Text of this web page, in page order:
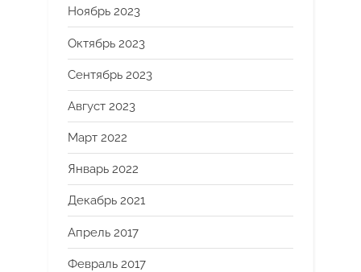
Ноябрь 2023
Октябрь 2023
Сентябрь 2023
Август 2023
Март 2022
Январь 2022
Декабрь 2021
Апрель 2017
Февраль 2017